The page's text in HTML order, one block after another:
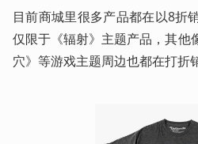
目前商城里很多产品都在以8折
仅限于《辐射》主题产品，其他
穴》等游戏主题周边也都在打折